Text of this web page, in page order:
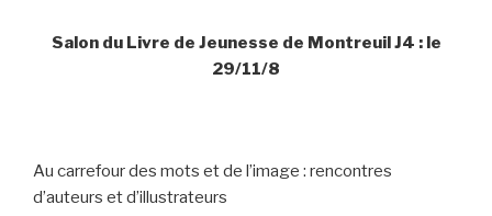
Salon du Livre de Jeunesse de Montreuil J4 : le
29/11/8
Au carrefour des mots et de l’image : rencontres
d’auteurs et d’illustrateurs